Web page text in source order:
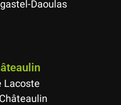
Daoulas
Lacoste